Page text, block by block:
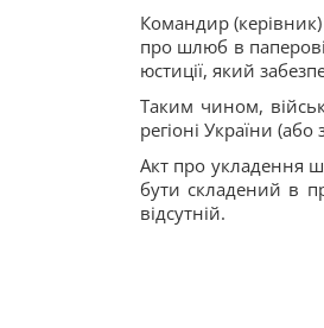
Командир
про шлюб в
юстиції, який
Таким чином,
регіоні України
Акт про укладення
бути складений в
відсутній.